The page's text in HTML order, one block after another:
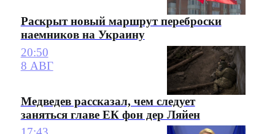
Раскрыт новый маршрут переброски
наемников на Украину
20:50
8 АВГ
Медведев рассказал, чем следует
заняться главе ЕК фон дер Ляйен